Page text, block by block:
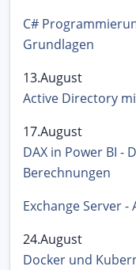
C#
Grundlagen
13.August
Active Directory
17.August
DAX in Power BI -
Berechnungen
Exchange Server
24.August
Docker und